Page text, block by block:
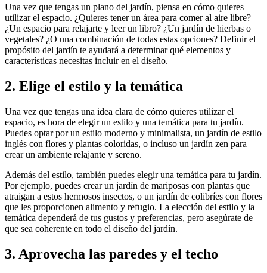
Una vez que tengas un plano del jardín, piensa en cómo quieres
utilizar el espacio. ¿Quieres tener un área para comer al aire libre?
¿Un espacio para relajarte y leer un libro? ¿Un jardín de hierbas o
vegetales? ¿O una combinación de todas estas opciones? Definir el
propósito del jardín te ayudará a determinar qué elementos y
características necesitas incluir en el diseño.
2. Elige el estilo y la temática
Una vez que tengas una idea clara de cómo quieres utilizar el
espacio, es hora de elegir un estilo y una temática para tu jardín.
Puedes optar por un estilo moderno y minimalista, un jardín de estilo
inglés con flores y plantas coloridas, o incluso un jardín zen para
crear un ambiente relajante y sereno.
Además del estilo, también puedes elegir una temática para tu jardín.
Por ejemplo, puedes crear un jardín de mariposas con plantas que
atraigan a estos hermosos insectos, o un jardín de colibríes con flores
que les proporcionen alimento y refugio. La elección del estilo y la
temática dependerá de tus gustos y preferencias, pero asegúrate de
que sea coherente en todo el diseño del jardín.
3. Aprovecha las paredes y el techo